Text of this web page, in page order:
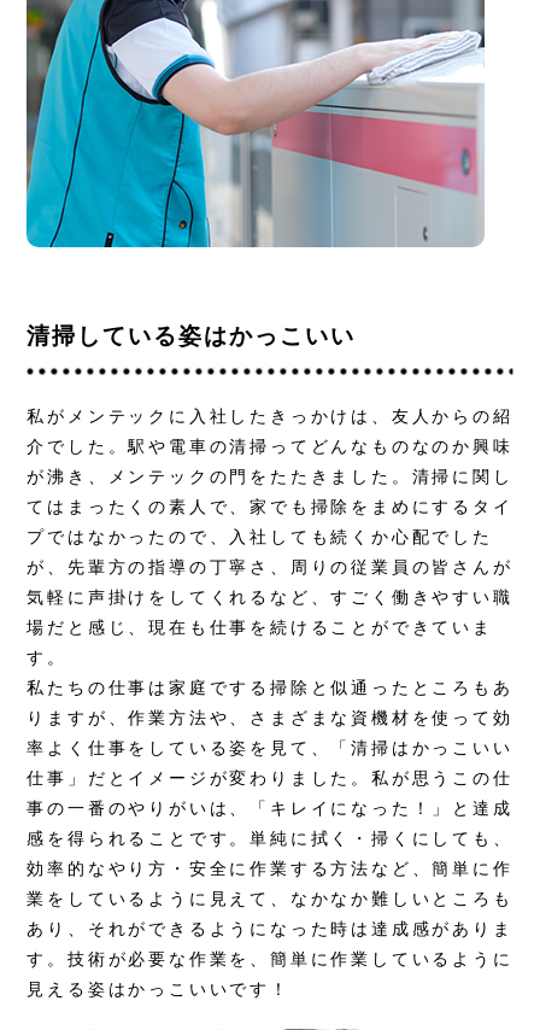
清掃している姿はかっこいい
私がメンテックに入社したきっかけは、友人からの紹
介でした。駅や電車の清掃ってどんなものなのか興味
が沸き、メンテックの門をたたきました。清掃に関し
てはまったくの素人で、家でも掃除をまめにするタイ
プではなかったので、入社しても続くか心配でした
が、先輩方の指導の丁寧さ、周りの従業員の皆さんが
気軽に声掛けをしてくれるなど、すごく働きやすい職
場だと感じ、現在も仕事を続けることができていま
す。
私たちの仕事は家庭でする掃除と似通ったところもあ
りますが、作業方法や、さまざまな資機材を使って効
率よく仕事をしている姿を見て、「清掃はかっこいい
仕事」だとイメージが変わりました。私が思うこの仕
事の一番のやりがいは、「キレイになった！」と達成
感を得られることです。単純に拭く・掃くにしても、
効率的なやり方・安全に作業する方法など、簡単に作
業をしているように見えて、なかなか難しいところも
あり、それができるようになった時は達成感がありま
す。技術が必要な作業を、簡単に作業しているように
見える姿はかっこいいです！